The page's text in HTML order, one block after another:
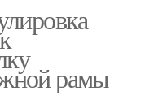
рамы